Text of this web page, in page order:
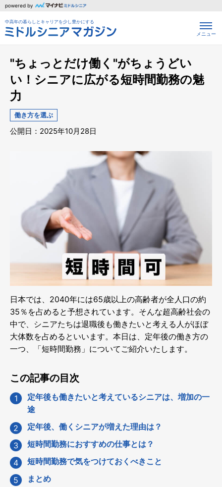
powered by
中高年の暮らしとキャリアを少し豊かにする
メニュー
"ちょっとだけ働く"がちょうどい
い！シニアに広がる短時間勤務の魅
力
働き方を選ぶ
公開日：2025年10月28日
日本では、2040年には65歳以上の高齢者が全人口の約
35％を占めると予想されています。そんな超高齢社会の
中で、シニアたちは退職後も働きたいと考える人がほぼ
大体数を占めるといいます。本日は、定年後の働き方の
一つ、「短時間勤務」についてご紹介いたします。
この記事の目次
定年後も働きたいと考えているシニアは、増加の一
途
定年後、働くシニアが増えた理由は？
短時間勤務におすすめの仕事とは？
短時間勤務で気をつけておくべきこと
まとめ